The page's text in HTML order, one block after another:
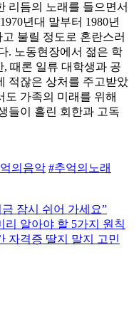
리듬의 노래를 들으면서
년대 말부터 1980년
불릴 정도로 혼란스러
. 노동현장에서 젊은 학
때론 일류 대학생과 공
적잖은 상처를 주고받았
도 가족의 미래를 위해
들이 흘린 회한과 고독
의음악 #추억의노래
잠시 쉬어 가세요”
리 알아야 할 5가지 원칙
자격증 딸지 말지 고민